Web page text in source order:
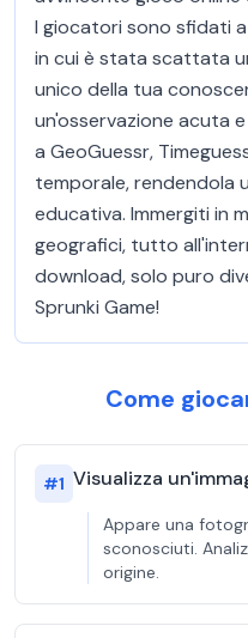
I giocatori sono sfidati
in cui è stata scattata
unico della tua
un'osservazione acuta
a GeoGuessr,
temporale, rendendola
educativa. Immergiti in
geografici, tutto
download, solo puro
Sprunki Game!
Come
#1 Visualizza
Appare una
sconosciuti.
origine.